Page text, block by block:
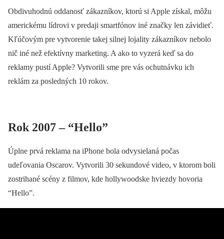
Obdivuhodnú oddanosť zákazníkov, ktorú si Apple získal, môžu
americkému lídrovi v predaji smartfónov iné značky len závidieť.
Kľúčovým pre vytvorenie takej silnej lojality zákazníkov nebolo
nič iné než efektívny marketing. A ako to vyzerá keď sa do
reklamy pustí Apple? Vytvorili sme pre vás ochutnávku ich
reklám za posledných 10 rokov.
Rok 2007 – “Hello”
Úplne prvá reklama na iPhone bola odvysielaná počas
udeľovania Oscarov. Vytvorili 30 sekundové video, v ktorom boli
zostrihané scény z filmov, kde hollywoodske hviezdy hovoria
“Hello”.